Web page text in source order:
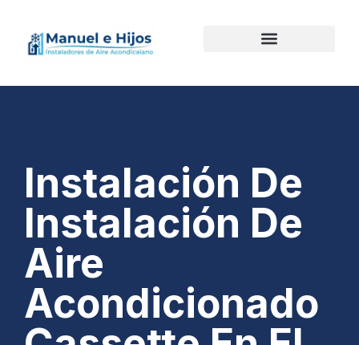
Instalación De
Instalación De
Aire
Acondicionado